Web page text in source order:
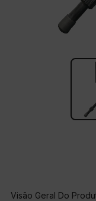
Visão Geral Do